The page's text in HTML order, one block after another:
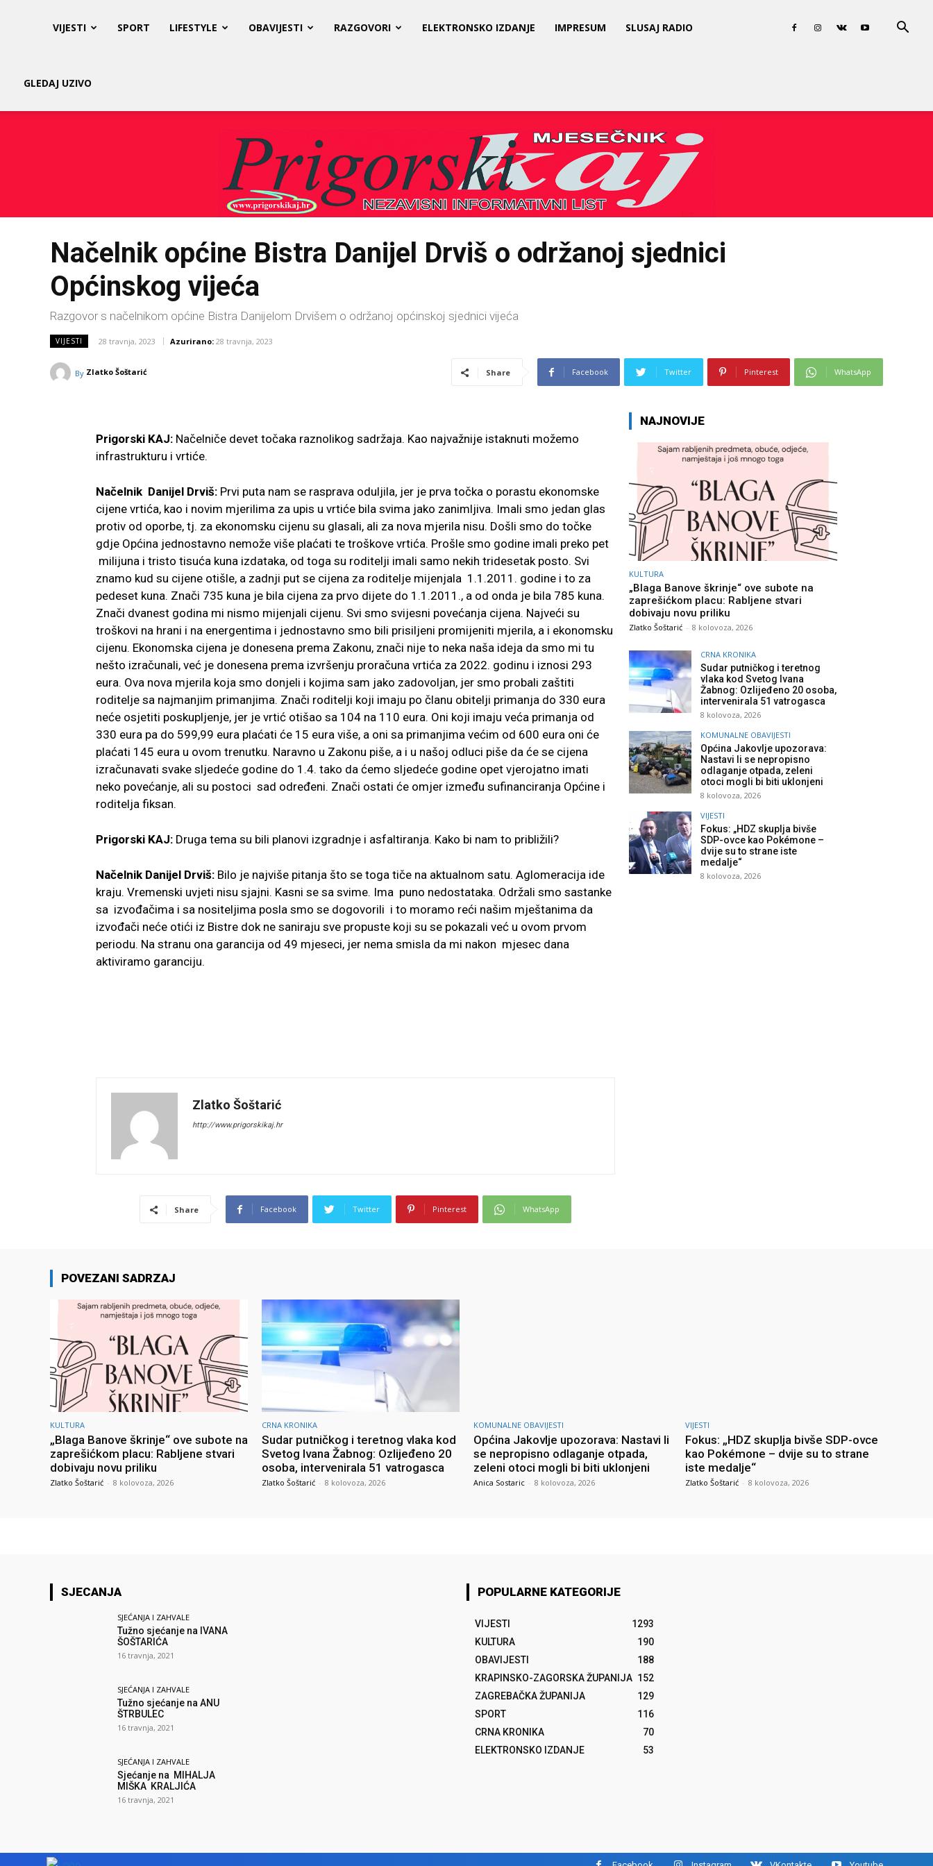
Kaj
VIJESTI SPORT LIFESTYLE OBAVIJESTI RAZGOVORI ELEKTRONSKO IZDANJE IMPRESUM SLUSAJ RADIO
GLEDAJ UZIVO
Načelnik općine Bistra Danijel Drviš o održanoj sjednici
Općinskog vijeća
Razgovor s načelnikom općine Bistra Danijelom Drvišem o održanoj općinskoj sjednici vijeća
VIJESTI 28 travnja, 2023 Azurirano: 28 travnja, 2023
By Zlatko Šoštarić Share Facebook Twitter Pinterest WhatsApp
Prigorski KAJ: Načelniče devet točaka raznolikog sadržaja. Kao najvažnije istaknuti možemo
infrastrukturu i vrtiće.
Načelnik Danijel Drviš: Prvi puta nam se rasprava oduljila, jer je prva točka o porastu ekonomske
cijene vrtića, kao i novim mjerilima za upis u vrtiće bila svima jako zanimljiva. Imali smo jedan glas
protiv od oporbe, tj. za ekonomsku cijenu su glasali, ali za nova mjerila nisu. Došli smo do točke
gdje Općina jednostavno nemože više plaćati te troškove vrtića. Prošle smo godine imali preko pet
milijuna i tristo tisuća kuna izdataka, od toga su roditelji imali samo nekih tridesetak posto. Svi
znamo kud su cijene otišle, a zadnji put se cijena za roditelje mijenjala 1.1.2011. godine i to za
pedeset kuna. Znači 735 kuna je bila cijena za prvo dijete do 1.1.2011., a od onda je bila 785 kuna.
Znači dvanest godina mi nismo mijenjali cijenu. Svi smo svijesni povećanja cijena. Najveći su
troškovi na hrani i na energentima i jednostavno smo bili prisiljeni promijeniti mjerila, a i ekonomsku
cijenu. Ekonomska cijena je donesena prema Zakonu, znači nije to neka naša ideja da smo mi tu
nešto izračunali, već je donesena prema izvršenju proračuna vrtića za 2022. godinu i iznosi 293
eura. Ova nova mjerila koja smo donjeli i kojima sam jako zadovoljan, jer smo probali zaštiti
roditelje sa najmanjim primanjima. Znači roditelji koji imaju po članu obitelji primanja do 330 eura
neće osjetiti poskupljenje, jer je vrtić otišao sa 104 na 110 eura. Oni koji imaju veća primanja od
330 eura pa do 599,99 eura plaćati će 15 eura više, a oni sa primanjima većim od 600 eura oni će
plaćati 145 eura u ovom trenutku. Naravno u Zakonu piše, a i u našoj odluci piše da će se cijena
izračunavati svake sljedeće godine do 1.4. tako da ćemo sljedeće godine opet vjerojatno imati
neko povećanje, ali su postoci sad određeni. Znači ostati će omjer između sufinanciranja Općine i
roditelja fiksan.
Prigorski KAJ: Druga tema su bili planovi izgradnje i asfaltiranja. Kako bi nam to približili?
Načelnik Danijel Drviš: Bilo je najviše pitanja što se toga tiče na aktualnom satu. Aglomeracija ide
kraju. Vremenski uvjeti nisu sjajni. Kasni se sa svime. Ima puno nedostataka. Održali smo sastanke
sa izvođačima i sa nositeljima posla smo se dogovorili i to moramo reći našim mještanima da
izvođači neće otići iz Bistre dok ne saniraju sve propuste koji su se pokazali već u ovom prvom
periodu. Na stranu ona garancija od 49 mjeseci, jer nema smisla da mi nakon mjesec dana
aktiviramo garanciju.
Zlatko Šoštarić
http://www.prigorskikaj.hr
Share Facebook Twitter Pinterest WhatsApp
NAJNOVIJE
KULTURA
„Blaga Banove škrinje“ ove subote na
zaprešićkom placu: Rabljene stvari
dobivaju novu priliku
Zlatko Šoštarić - 8 kolovoza, 2026
CRNA KRONIKA
Sudar putničkog i teretnog
vlaka kod Svetog Ivana
Žabnog: Ozlijeđeno 20 osoba,
intervenirala 51 vatrogasca
8 kolovoza, 2026
KOMUNALNE OBAVIJESTI
Općina Jakovlje upozorava:
Nastavi li se nepropisno
odlaganje otpada, zeleni
otoci mogli bi biti uklonjeni
8 kolovoza, 2026
VIJESTI
Fokus: „HDZ skuplja bivše
SDP-ovce kao Pokémone –
dvije su to strane iste
medalje“
8 kolovoza, 2026
POVEZANI SADRZAJ
KULTURA
„Blaga Banove škrinje“ ove subote na
zaprešićkom placu: Rabljene stvari
dobivaju novu priliku
Zlatko Šoštarić - 8 kolovoza, 2026
CRNA KRONIKA
Sudar putničkog i teretnog vlaka kod
Svetog Ivana Žabnog: Ozlijeđeno 20
osoba, intervenirala 51 vatrogasca
Zlatko Šoštarić - 8 kolovoza, 2026
KOMUNALNE OBAVIJESTI
Općina Jakovlje upozorava: Nastavi li
se nepropisno odlaganje otpada,
zeleni otoci mogli bi biti uklonjeni
Anica Sostaric - 8 kolovoza, 2026
VIJESTI
Fokus: „HDZ skuplja bivše SDP-ovce
kao Pokémone – dvije su to strane
iste medalje“
Zlatko Šoštarić - 8 kolovoza, 2026
SJECANJA
SJEĆANJA I ZAHVALE
Tužno sjećanje na IVANA
ŠOŠTARIĆA
16 travnja, 2021
SJEĆANJA I ZAHVALE
Tužno sjećanje na ANU
ŠTRBULEC
16 travnja, 2021
SJEĆANJA I ZAHVALE
Sjećanje na MIHALJA
MIŠKA KRALJIĆA
16 travnja, 2021
POPULARNE KATEGORIJE
VIJESTI
1293
KULTURA
190
OBAVIJESTI
188
KRAPINSKO-ZAGORSKA ŽUPANIJA 152
ZAGREBAČKA ŽUPANIJA
129
SPORT
116
CRNA KRONIKA
70
ELEKTRONSKO IZDANJE
53